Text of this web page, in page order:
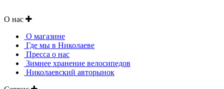
О нас
О магазине
Где мы в Николаеве
Пресса о нас
Зимнее хранение велосипедов
Николаевский авторынок